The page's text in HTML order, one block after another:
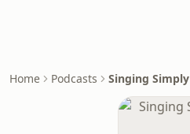
Home Podcasts Singing Simply